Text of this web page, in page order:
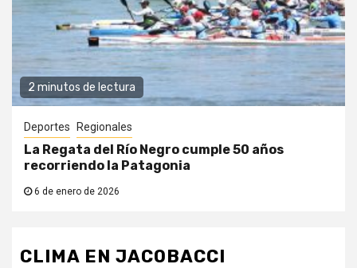
2 minutos de lectura
Deportes Regionales
La Regata del Río Negro cumple 50 años
recorriendo la Patagonia
6 de enero de 2026
CLIMA EN JACOBACCI